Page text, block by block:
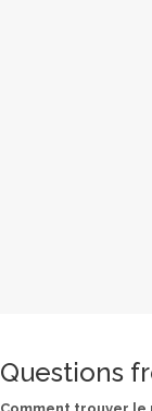
Questions